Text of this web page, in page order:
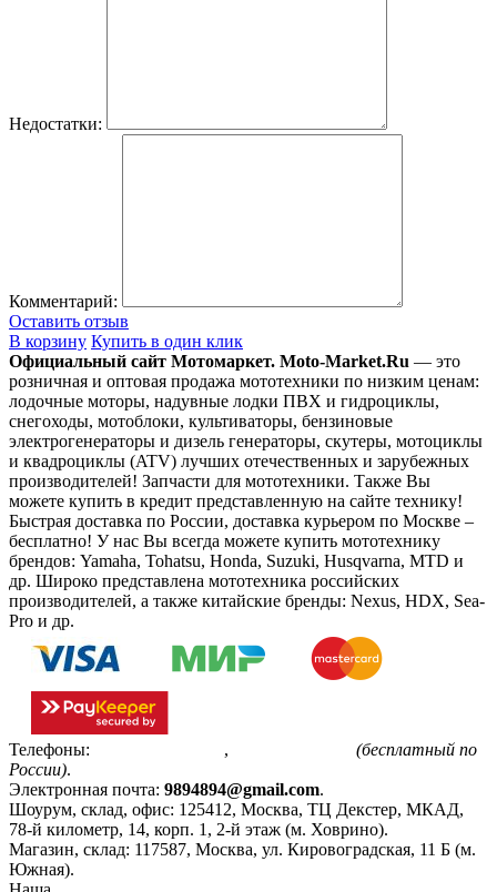
Недостатки:
Комментарий:
Оставить отзыв
В корзину Купить в один клик
Официальный сайт Мотомаркет. Moto-Market.Ru — это
розничная и оптовая продажа мототехники по низким ценам:
лодочные моторы, надувные лодки ПВХ и гидроциклы,
снегоходы, мотоблоки, культиваторы, бензиновые
электрогенераторы и дизель генераторы, скутеры, мотоциклы
и квадроциклы (ATV) лучших отечественных и зарубежных
производителей! Запчасти для мототехники. Также Вы
можете купить в кредит представленную на сайте технику!
Быстрая доставка по России, доставка курьером по Москве –
бесплатно! У нас Вы всегда можете купить мототехнику
брендов: Yamaha, Tohatsu, Honda, Suzuki, Husqvarna, MTD и
др. Широко представлена мототехника российских
производителей, а также китайские бренды: Nexus, HDX, Sea-
Pro и др.
Телефоны: ,
(бесплатный по
России).
Электронная почта: 9894894@gmail.com.
Шоурум, склад, офис: 125412, Москва, ТЦ Декстер, МКАД,
78-й километр, 14, корп. 1, 2-й этаж (м. Ховрино).
Магазин, склад: 117587, Москва, ул. Кировоградская, 11 Б (м.
Южная).